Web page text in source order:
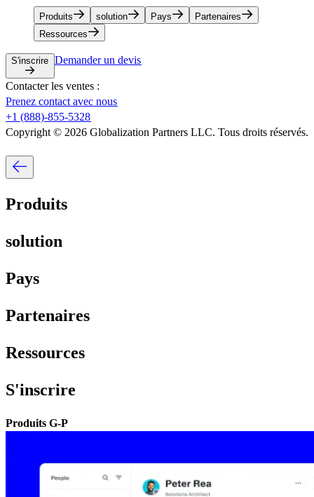
Produits​​ solution​​ Pays​​
Partenaires​​
Ressources​​
S'inscrire​​ Demander un devis​​
Contacter les ventes :​​
Prenez contact avec nous​​
+1 (888)-855-5328​​
Copyright © 2026 Globalization Partners LLC. Tous droits réservés.​​
Produits​​
solution​​
Pays​​
Partenaires​​
Ressources​​
S'inscrire​​
Produits G-P​​